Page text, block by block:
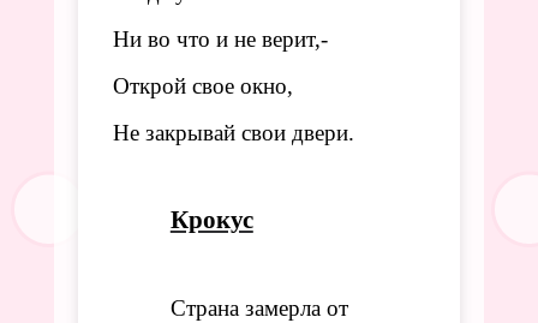
Ни во что и не верит,-
Открой свое окно,
Не закрывай свои двери.
Крокус
Страна замерла от